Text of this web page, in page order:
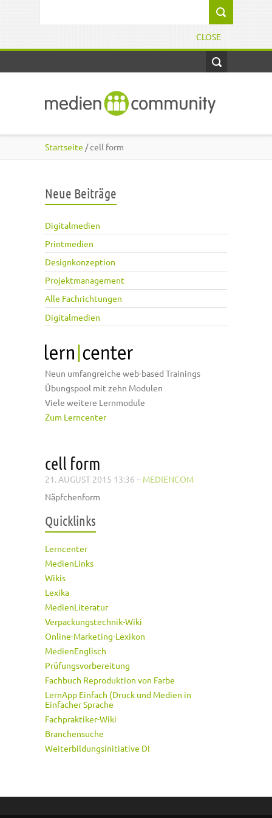
CLOSE
Startseite / cell form
Neue Beiträge
Digitalmedien
Printmedien
Designkonzeption
Projektmanagement
Alle Fachrichtungen
Digitalmedien
Neun umfangreiche web-based Trainings
Übungspool mit zehn Modulen
Viele weitere Lernmodule
Zum Lerncenter
cell form
21. AUGUST 2015 13:36 – MEDIENCOM
Näpfchenform
Quicklinks
Lerncenter
MedienLinks
Wikis
Lexika
MedienLiteratur
Verpackungstechnik-Wiki
Online-Marketing-Lexikon
MedienEnglisch
Prüfungsvorbereitung
Fachbuch Reproduktion von Farbe
LernApp Einfach (Druck und Medien in
Einfacher Sprache
Fachpraktiker-Wiki
Branchensuche
Weiterbildungsinitiative DI